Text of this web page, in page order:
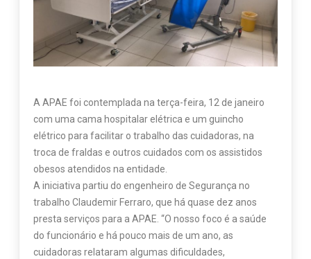
A APAE foi contemplada na terça-feira, 12 de janeiro
com uma cama hospitalar elétrica e um guincho
elétrico para facilitar o trabalho das cuidadoras, na
troca de fraldas e outros cuidados com os assistidos
obesos atendidos na entidade.
A iniciativa partiu do engenheiro de Segurança no
trabalho Claudemir Ferraro, que há quase dez anos
presta serviços para a APAE. “O nosso foco é a saúde
do funcionário e há pouco mais de um ano, as
cuidadoras relataram algumas dificuldades,